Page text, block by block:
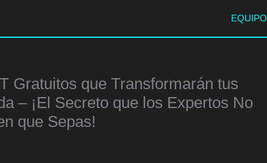
EQUIPO
Gratuitos que Transformarán tus
– ¡El Secreto que los Expertos No
que Sepas!